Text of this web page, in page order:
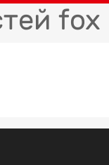
fox